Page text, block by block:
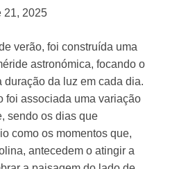
21, 2025
verão, foi construída uma
astronómica, focando o
duração da luz em cada dia.
foi associada uma variação
sendo os dias que
como os momentos que,
antecedem o atingir a